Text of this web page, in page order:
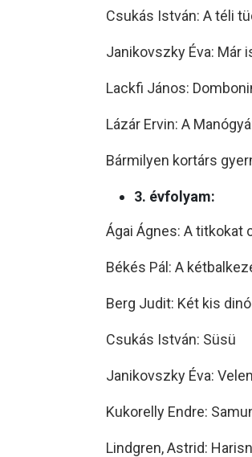
Csukás István: A téli
Janikovszky Éva: Már
Lackfi János:
Lázár Ervin: A
Bármilyen kortárs
3. évfolyam:
Ágai Ágnes: A titkokat
Békés Pál: A
Berg Judit: Két kis
Csukás István: Süsü
Janikovszky Éva:
Kukorelly Endre:
Lindgren, Astrid: